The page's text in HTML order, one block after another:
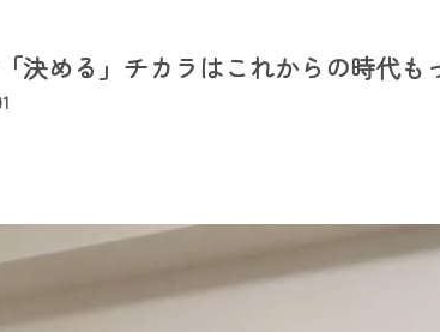
決める」チカラはこれからの時代も